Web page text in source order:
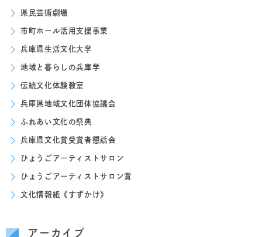
県民芸術劇場
市町ホール活用支援事業
兵庫県生活文化大学
地域と暮らしの兵庫学
伝統文化体験教室
兵庫県地域文化団体協議会
ふれあい文化の祭典
兵庫県文化賞受賞者懇話会
ひょうごアーティストサロン
ひょうごアーティストサロン賞
文化情報紙《すずかけ》
アーカイブ